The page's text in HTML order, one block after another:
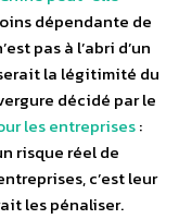
dépendante de
pas à l’abri d’un
la légitimité du
décidé par le
les entreprises:
risque réel de
c’est leur
les pénaliser.